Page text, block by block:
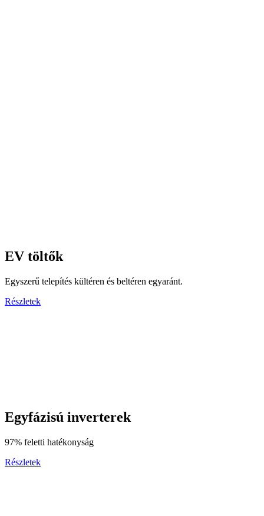
EV töltők
Egyszerű telepítés kültéren és beltéren egyaránt.
Részletek
Egyfázisú inverterek
97% feletti hatékonyság
Részletek